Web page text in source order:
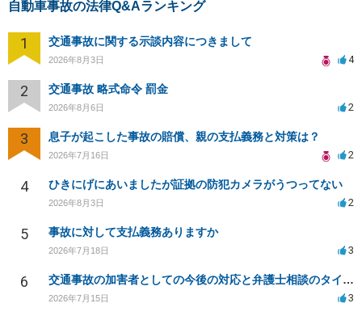
自動車事故の法律Q&Aランキング
1 交通事故に関する示談内容につきまして
2026年8月3日 4
2 交通事故 略式命令 罰金
2026年8月6日 2
3 息子が起こした事故の賠償、親の支払義務と対策は？
2026年7月16日 2
4 ひきにげにあいましたが証拠の防犯カメラがうつってない
2026年8月3日 2
5 事故に対して支払義務ありますか
2026年7月18日 3
6 交通事故の加害者としての今後の対応と弁護士相談のタイミングは？
2026年7月15日 3